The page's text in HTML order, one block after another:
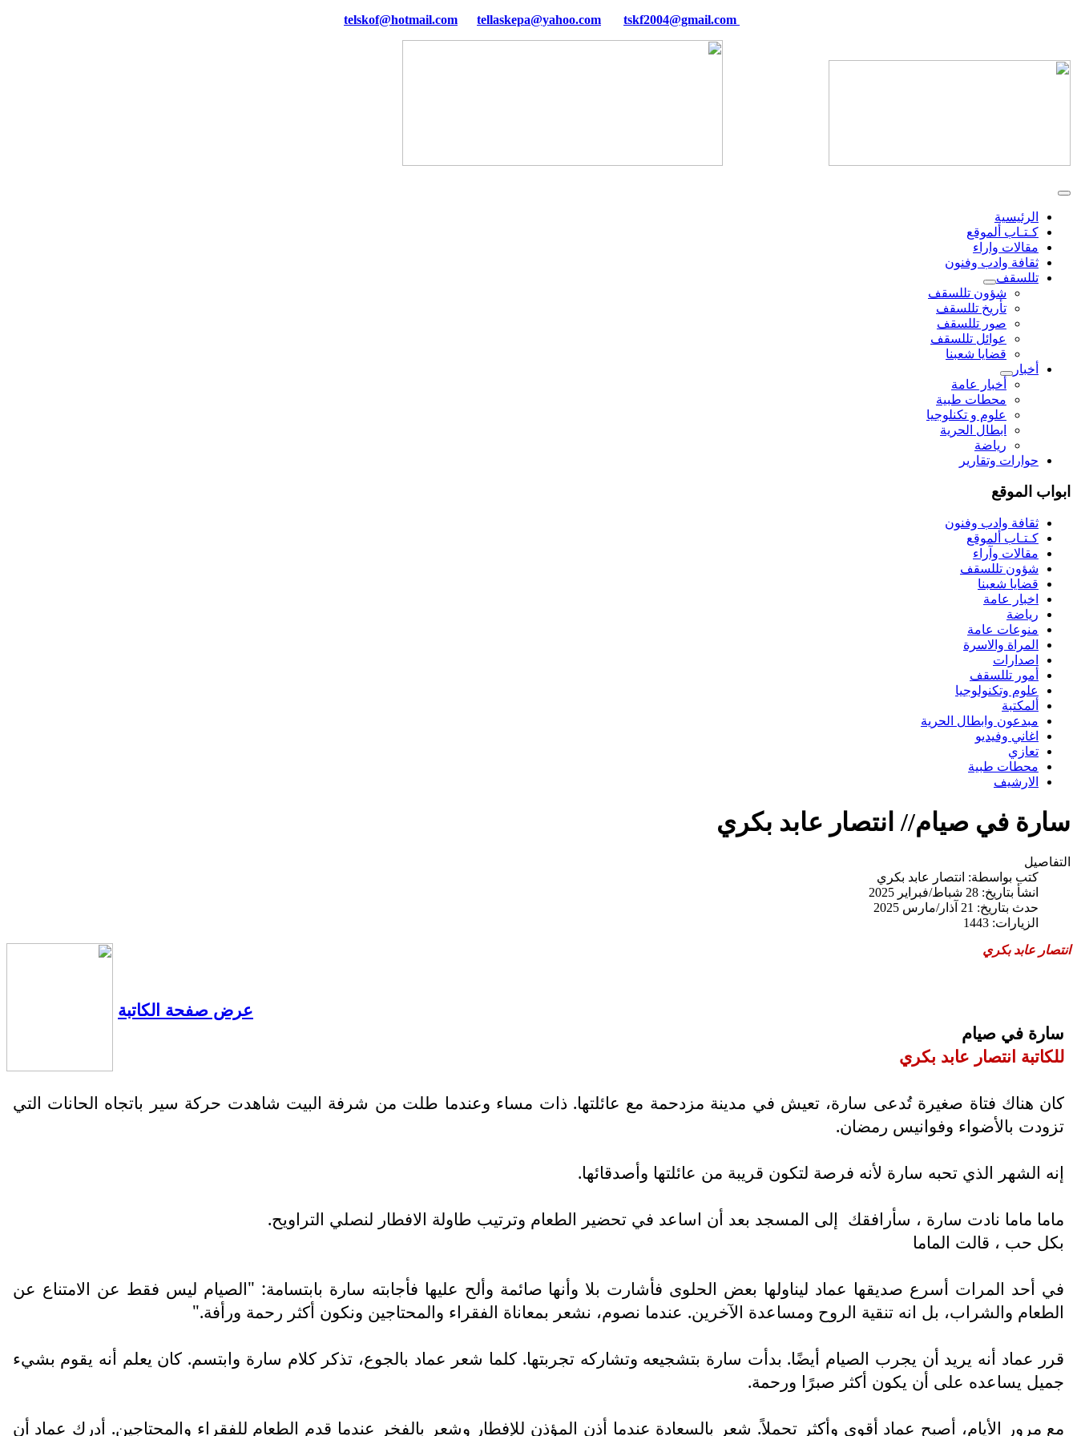
tellaskepa@yahoo.com tskf2004@gmail.com
الرئيسية
كـتـاب ألموقع
مقالات واراء
ثقافة وادب وفنون
تللسقف
شؤون تللسقف
تأريخ تللسقف
صور تللسقف
عوائل تللسقف
قضايا شعبنا
أخبار
أخبار عامة
محطات طبية
علوم و تکنلوجیا
ابطال الحرية
رياضة
حوارات وتقارير
ابواب الموقع
ثقافة وادب وفنون
كـتـاب ألموقع
مقالات وآراء
شؤون تللسقف
قضايا شعبنا
اخبار عامة
رياضة
منوعات عامة
المراة والاسرة
اصدارات
أمور تللسقف
علوم وتكنولوجيا
ألمكتبة
مبدعون وابطال الحرية
اغاني وفيديو
تعازي
محطات طبية
الارشيف
سارة في صيام// انتصار عابد بكري
التفاصيل
كتب بواسطة: انتصار عابد بكري
انشأ بتاريخ: 28 شباط/فبراير 2025
حدث بتاريخ: 21 آذار/مارس 2025
الزيارات: 1443
انتصار عابد بكري
عرض صفحة الكاتبة
سارة في صيام
للكاتبة انتصار عابد بكري
كان هناك فتاة صغيرة تُدعى سارة، تعيش في مدينة مزدحمة مع عائلتها. ذات مساء وعندما طلت من شرفة البيت شاهدت حركة سير باتجاه الحانات التي
تزودت بالأضواء وفوانيس رمضان.
إنه الشهر الذي تحبه سارة لأنه فرصة لتكون قريبة من عائلتها وأصدقائها.
ماما ماما نادت سارة ، سأرافقك إلى المسجد بعد أن اساعد في تحضير الطعام وترتيب طاولة الافطار لنصلي التراويح.
بكل حب ، قالت الماما
في أحد المرات أسرع صديقها عماد ليناولها بعض الحلوى فأشارت بلا وأنها صائمة وألح عليها فأجابته سارة بابتسامة: "الصيام ليس فقط عن الامتناع عن
الطعام والشراب، بل انه تنقية الروح ومساعدة الآخرين. عندما نصوم، نشعر بمعاناة الفقراء والمحتاجين ونكون أكثر رحمة ورأفة."
قرر عماد أنه يريد أن يجرب الصيام أيضًا. بدأت سارة بتشجيعه وتشاركه تجربتها. كلما شعر عماد بالجوع، تذكر كلام سارة وابتسم. كان يعلم أنه يقوم بشيء
جميل يساعده على أن يكون أكثر صبرًا ورحمة.
مع مرور الأيام، أصبح عماد أقوى وأكثر تحملاً. شعر بالسعادة عندما أذن المؤذن للإفطار وشعر بالفخر عندما قدم الطعام للفقراء والمحتاجين. أدرك عماد أن